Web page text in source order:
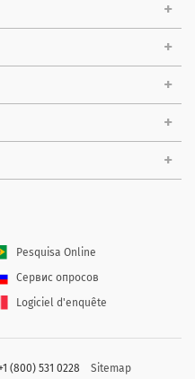
Pesquisa Online
Сервис опросов
Logiciel d'enquête
(800) 531 0228 Sitemap